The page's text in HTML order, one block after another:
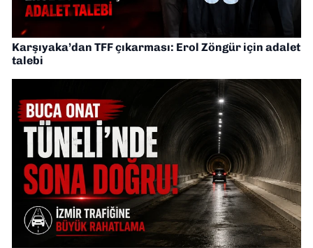
Karşıyaka’dan TFF çıkarması: Erol Zöngür için adalet
talebi